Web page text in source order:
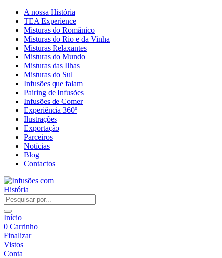
A nossa História
TEA Experience
Misturas do Românico
Misturas do Rio e da Vinha
Misturas Relaxantes
Misturas do Mundo
Misturas das Ilhas
Misturas do Sul
Infusões que falam
Pairing de Infusões
Infusões de Comer
Experiência 360º
Ilustrações
Exportação
Parceiros
Notícias
Blog
Contactos
Início
0 Carrinho
Finalizar
Vistos
Conta